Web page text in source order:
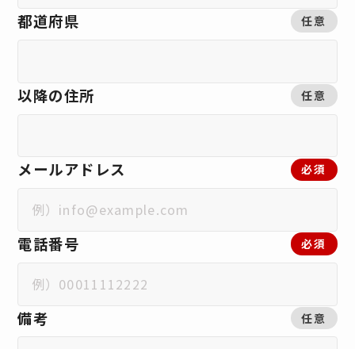
任意
都道府県
任意
以降の住所
必須
メールアドレス
必須
電話番号
任意
備考